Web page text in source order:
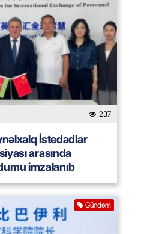
237
İstedadlar
arasında
imzalanıb
Gündəm